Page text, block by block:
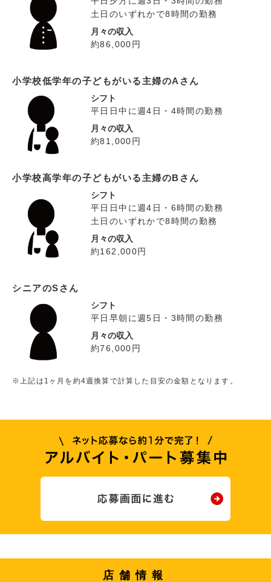
土日のいずれかで8時間の勤務
月々の収入
約86,000円
小学校低学年の子どもがいる主婦のAさん
シフト
平日日中に週4日・4時間の勤務
月々の収入
約81,000円
小学校高学年の子どもがいる主婦のBさん
シフト
平日日中に週4日・6時間の勤務
土日のいずれかで8時間の勤務
月々の収入
約162,000円
シニアのSさん
シフト
平日早朝に週5日・3時間の勤務
月々の収入
約76,000円
※上記は1ヶ月を約4週換算で計算した目安の金額となります。
店舗情報